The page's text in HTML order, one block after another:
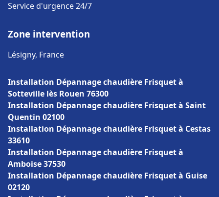
Service d'urgence 24/7
Zone intervention
Lésigny, France
Installation Dépannage chaudière Frisquet à
Sotteville lès Rouen 76300
Installation Dépannage chaudière Frisquet à Saint
Quentin 02100
Installation Dépannage chaudière Frisquet à Cestas
33610
Installation Dépannage chaudière Frisquet à
Amboise 37530
Installation Dépannage chaudière Frisquet à Guise
02120